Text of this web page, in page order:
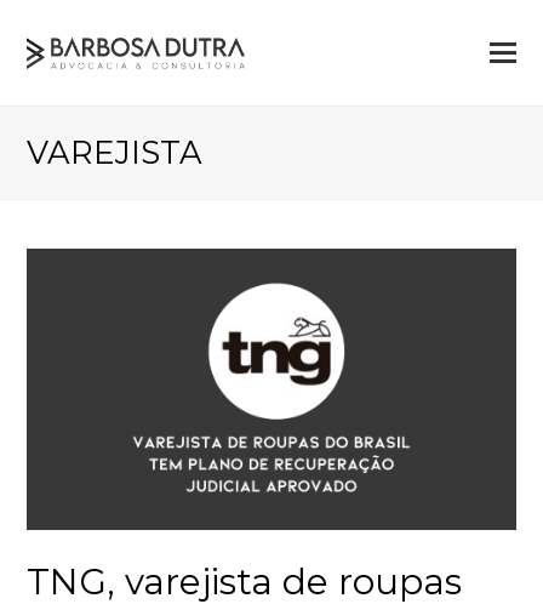
VAREJISTA
TNG, varejista de roupas